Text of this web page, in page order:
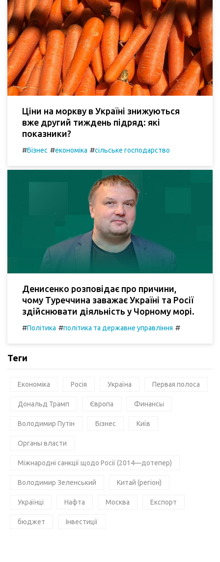
Ціни на моркву в Україні знижуються
вже другий тиждень підряд: які
показники?
#Бізнес #економіка #сільське господарство
Денисенко розповідає про причини,
чому Туреччина заважає Україні та Росії
здійснювати діяльність у Чорному морі.
#Політика #політика та державне управління #
Теги
Економіка Росія Україна Первая полоса
Дональд Трамп Європа Финансы
Володимир Путін Бізнес Київ
Органы власти
Міжнародні санкції щодо Росії (2014—дотепер)
Володимир Зеленський Китай (регіон)
Українці Нафта Москва Експорт
бюджет Інвестиції